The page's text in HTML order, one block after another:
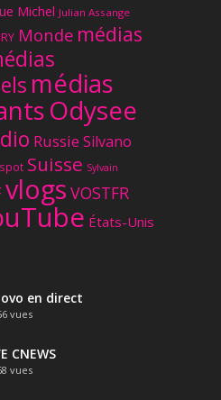
Michel Julian Assange
Monde médias
médias
Odysee
Russie Silvano
Suisse Sylvain
vlogs VOSTFR
États-Unis
en direct
vues
CNEWS
vues